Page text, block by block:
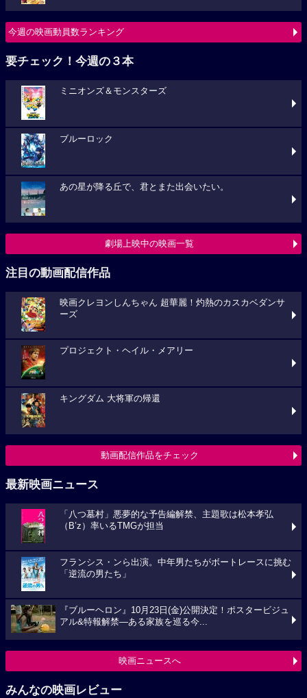
今週の映画動員数ランキング
要チェック！今週の３本
ミニオンズ＆モンスターズ
ブルーロック
あの星が降る丘で、君とまた出会いたい。
劇場上映中の映画一覧
注目の動画配信作品
映画クレヨンしんちゃん 超華麗！灼熱のカスカベダンサ
ーズ
プロジェクト・ヘイル・メアリー
キングダム 大将軍の帰還
動画配信作品をチェック
最新映画ニュース
「八つ墓村」悪夢的な予告編解禁、主題歌は松本孝弘
（B’z）率いるTMGが担当
フランシス・ンら出演。中年男たちがボートレースに挑む
「逆流の男たち」
『ブルーヘロン』10月23日(金)公開決定！ポスタービジュ
アル&特報解禁―ある家族を巡る今...
映画ニュースへ
みんなの映画レビュー